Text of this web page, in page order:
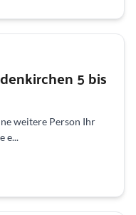
5 bis
weitere Person Ihr
e...